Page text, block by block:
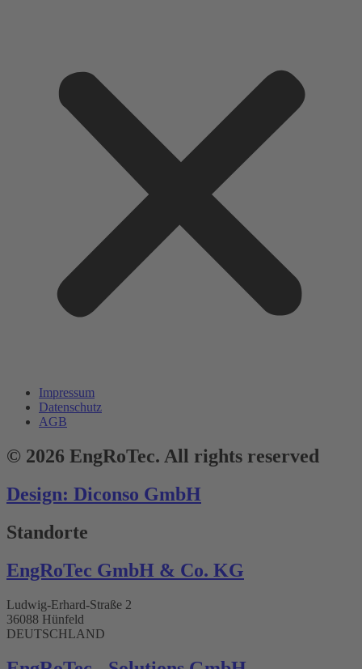
Impressum
Datenschutz
AGB
© 2026 EngRoTec. All rights reserved
Design: Diconso GmbH
Standorte
EngRoTec GmbH & Co. KG
Ludwig-Erhard-Straße 2
36088 Hünfeld
DEUTSCHLAND